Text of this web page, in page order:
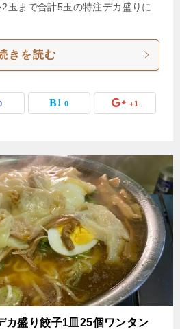
玉まで合計5玉の特注デカ盛りに
きを読む
0 +1
カ盛り餃子1皿25個ワンタン